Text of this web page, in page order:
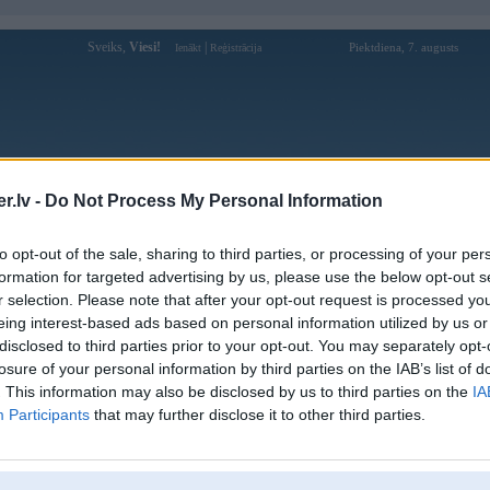
- Do Not Process My Personal Information
opt-out of the sale, sharing to third parties, or processing of your
for targeted advertising by us, please use the below opt-out
selection. Please note that after your opt-out request is processed
interest-based ads based on personal information utilized by us
to third parties prior to your opt-out. You may separately
of your personal information by third parties on the IAB’s list of
This information may also be disclosed by us to third parties on the
Participants that may further disclose it to other third parties.
Sveiks, Viesi! Ienākt Reģistrācija Piektdiena, 7. augusts
Forums Galerijas Reģistrācija Lietotāji
Lietotāja 32WINBAND profils
Lietotājvārds:
32WINBAND
Ziņojumi forumā:
0
Pēdējie ziņojumi forumā